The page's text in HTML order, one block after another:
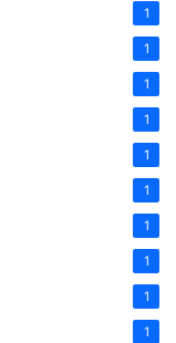
1
1
1
1
1
1
1
1
1
1